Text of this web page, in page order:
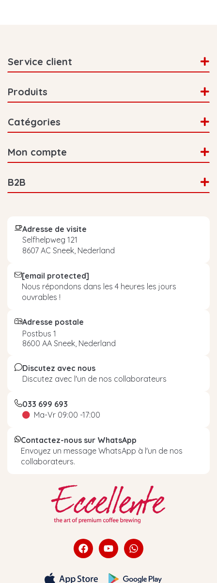
Service client
Produits
Catégories
Mon compte
B2B
Adresse de visite
Selfhelpweg 121
8607 AC Sneek, Nederland
[email protected]
Nous répondons dans les 4 heures les jours
ouvrables !
Adresse postale
Postbus 1
8600 AA Sneek, Nederland
Discutez avec nous
Discutez avec l'un de nos collaborateurs
033 699 693
Ma-Vr 09:00 -17:00
Contactez-nous sur WhatsApp
Envoyez un message WhatsApp à l'un de nos
collaborateurs.